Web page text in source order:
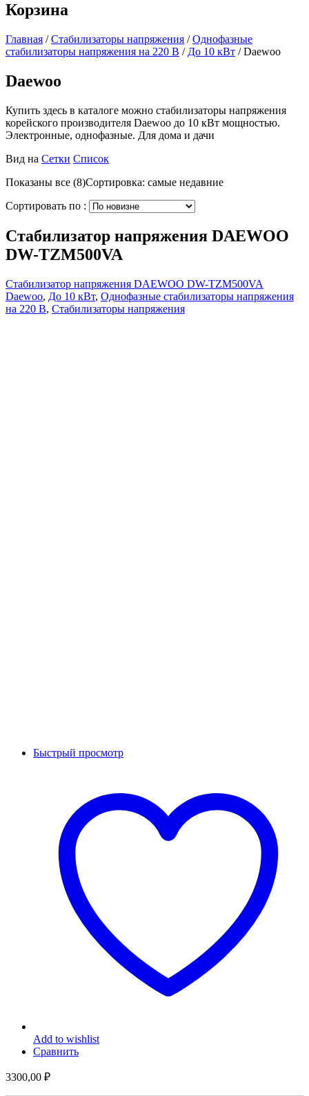
Корзина
Главная / Стабилизаторы напряжения / Однофазные
стабилизаторы напряжения на 220 В / До 10 кВт /Daewoo
Daewoo
Купить здесь в каталоге можно стабилизаторы напряжения
корейского производителя Daewoo до 10 кВт мощностью.
Электронные, однофазные. Для дома и дачи
Вид на Сетки Список
Показаны все (8)Сортировка: самые недавние
Сортировать по :
Стабилизатор напряжения DAEWOO
DW-TZM500VA
Стабилизатор напряжения DAEWOO DW-TZM500VA
Daewoo, До 10 кВт, Однофазные стабилизаторы напряжения
на 220 В, Стабилизаторы напряжения
Быстрый просмотр
Add to wishlist
Сравнить
3300,00 ₽